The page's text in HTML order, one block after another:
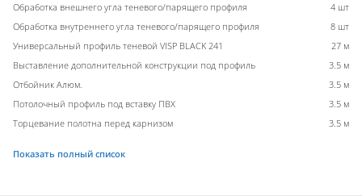
Обработка внешнего угла теневого/парящего профиля
4 шт
Обработка внутреннего угла теневого/парящего профиля
8 шт
Универсальный профиль теневой VISP BLACK 241
27 м
Выставление дополнительной конструкции под профиль
3.5 м
Отбойник Алюм.
3.5 м
Потолочный профиль под вставку ПВХ
3.5 м
Торцевание полотна перед карнизом
3.5 м
Показать полный список